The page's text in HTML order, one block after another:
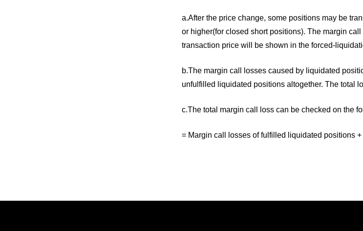
a.After the price change, some positions may be
or higher(for closed short positions). The margin
transaction price will be shown in the forced-
b.The margin call losses caused by liquidated
unfulfilled liquidated positions altogether. The total
c.The total margin call loss can be checked on the
= Margin call losses of fulfilled liquidated positions